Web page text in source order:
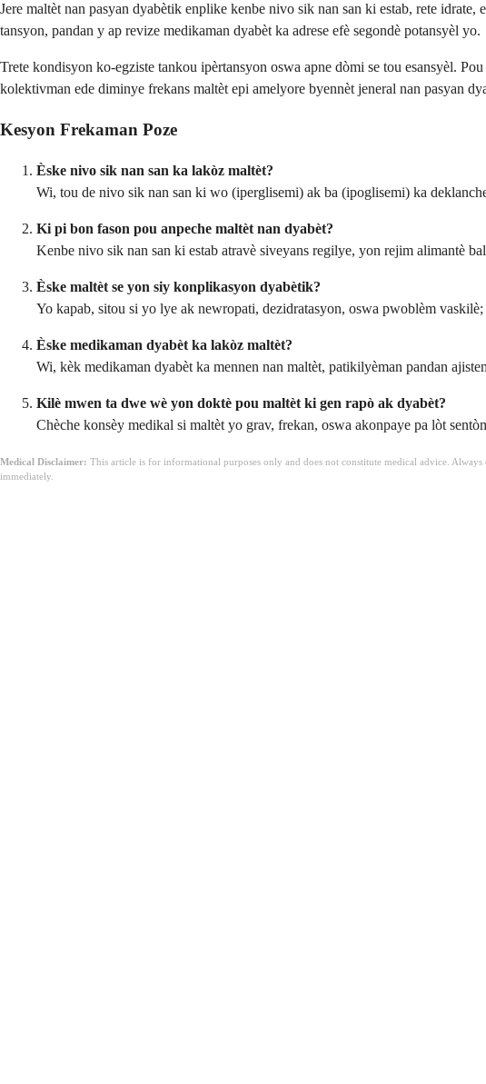
Jere maltèt nan pasyan dyabètik enplike kenbe nivo sik nan san ki estab, rete
tansyon, pandan y ap revize medikaman dyabèt ka adrese efè segondè potansyèl yo.
Trete kondisyon ko-egziste tankou ipèrtansyon oswa apne dòmi se tou esansyèl.
kolektivman ede diminye frekans maltèt epi amelyore byennèt jeneral nan pasyan
Kesyon Frekaman Poze
Èske nivo sik nan san ka lakòz maltèt?
Wi, tou de nivo sik nan san ki wo (iperglisemi) ak ba (ipoglisemi) ka
Ki pi bon fason pou anpeche maltèt nan dyabèt?
Kenbe nivo sik nan san ki estab atravè siveyans regilye, yon rejim alimantè
Èske maltèt se yon siy konplikasyon dyabètik?
Yo kapab, sitou si yo lye ak newropati, dezidratasyon, oswa pwoblèm
Èske medikaman dyabèt ka lakòz maltèt?
Wi, kèk medikaman dyabèt ka mennen nan maltèt, patikilyèman pandan
Kilè mwen ta dwe wè yon doktè pou maltèt ki gen rapò ak dyabèt?
Chèche konsèy medikal si maltèt yo grav, frekan, oswa akonpaye pa lòt
Medical Disclaimer: This article is for informational purposes only and does not constitute medical advice.
immediately.